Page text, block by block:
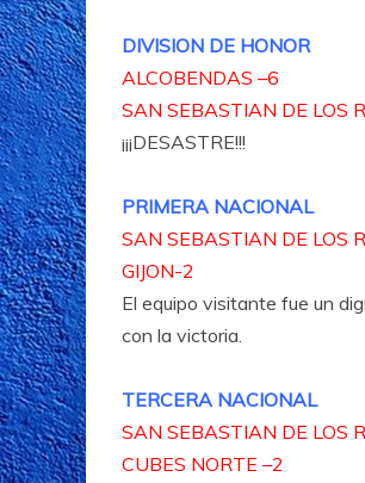
DIVISION DE HONOR
ALCOBENDAS –6
SAN SEBASTIAN DE LOS
¡¡¡DESASTRE!!!
PRIMERA NACIONAL
SAN SEBASTIAN DE LOS
GIJON-2
El equipo visitante fue un
con la victoria.
TERCERA NACIONAL
SAN SEBASTIAN DE LOS
CUBES NORTE –2